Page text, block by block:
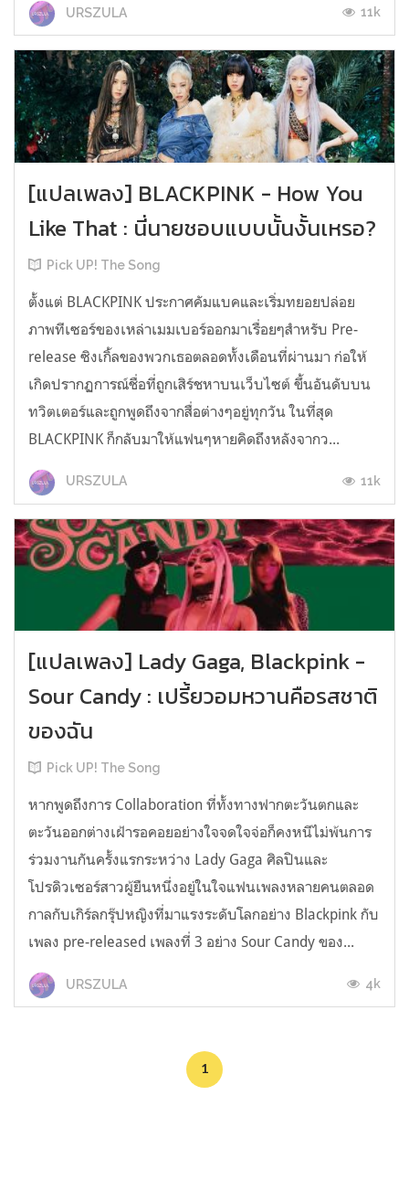
URSZULA 11k
[แปลเพลง] BLACKPINK - How You
Like That : นี่นายชอบแบบนั้นงั้นเหรอ?
Pick UP! The Song
ตั้งแต่ BLACKPINK ประกาศคัมแบคและเริ่มทยอยปล่อย
ภาพทีเซอร์ของเหล่าเมมเบอร์ออกมาเรื่อยๆสำหรับ Pre-
release ซิงเกิ้ลของพวกเธอตลอดทั้งเดือนที่ผ่านมา ก่อให้
เกิดปรากฏการณ์ชื่อที่ถูกเสิร์ชหาบนเว็บไซต์ ขึ้นอันดับบน
ทวิตเตอร์และถูกพูดถึงจากสื่อต่างๆอยู่ทุกวัน ในที่สุด
BLACKPINK ก็กลับมาให้แฟนๆหายคิดถึงหลังจากว...
URSZULA 11k
[แปลเพลง] Lady Gaga, Blackpink -
Sour Candy : เปรี้ยวอมหวานคือรสชาติ
ของฉัน
Pick UP! The Song
หากพูดถึงการ Collaboration ที่ทั้งทางฟากตะวันตกและ
ตะวันออกต่างเฝ้ารอคอยอย่างใจจดใจจ่อก็คงหนีไม่พ้นการ
ร่วมงานกันครั้งแรกระหว่าง Lady Gaga ศิลปินและ
โปรดิวเซอร์สาวผู้ยืนหนึ่งอยู่ในใจแฟนเพลงหลายคนตลอด
กาลกับเกิร์ลกรุ๊ปหญิงที่มาแรงระดับโลกอย่าง Blackpink กับ
เพลง pre-released เพลงที่ 3 อย่าง Sour Candy ของ...
URSZULA 4k
1